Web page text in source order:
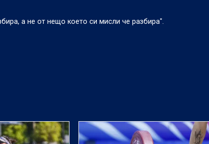
а не от нещо което си мисли че разбира".